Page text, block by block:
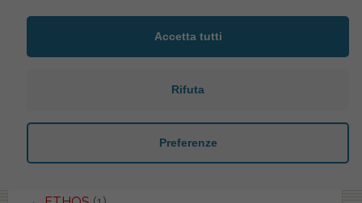
ESEDRA(1)
ESSENZA(1)
Accetta tutti
Rifuta
Preferenze